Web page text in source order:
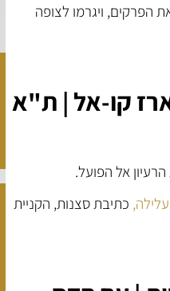
הפרקים, ויגרמו לצופה
קו-אל | ת"א
אל הפועל.
עלילה, כתיבת סצנות, הקניית